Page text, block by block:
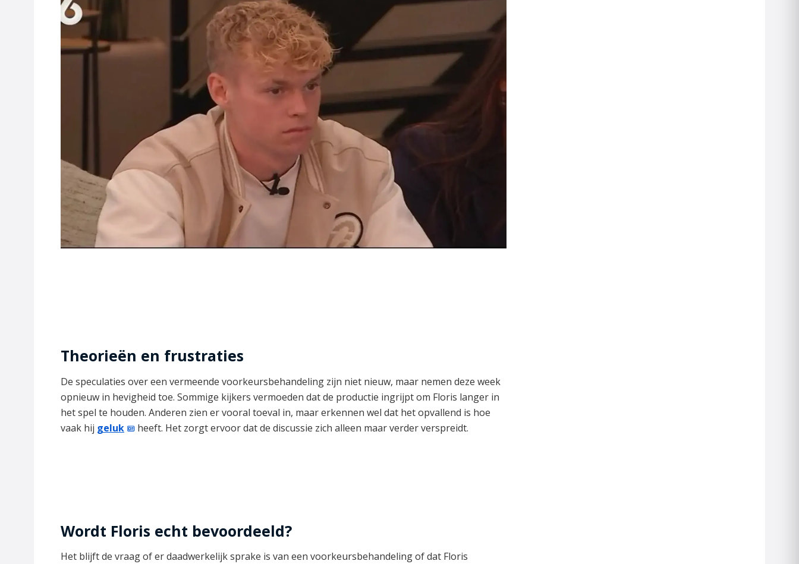
Theorieën en frustraties
De speculaties over een vermeende voorkeursbehandeling zijn niet nieuw, maar nemen deze week
opnieuw in hevigheid toe. Sommige kijkers vermoeden dat de productie ingrijpt om Floris langer in
het spel te houden. Anderen zien er vooral toeval in, maar erkennen wel dat het opvallend is hoe
vaak hij geluk heeft. Het zorgt ervoor dat de discussie zich alleen maar verder verspreidt.
Wordt Floris echt bevoordeeld?
Het blijft de vraag of er daadwerkelijk sprake is van een voorkeursbehandeling of dat Floris